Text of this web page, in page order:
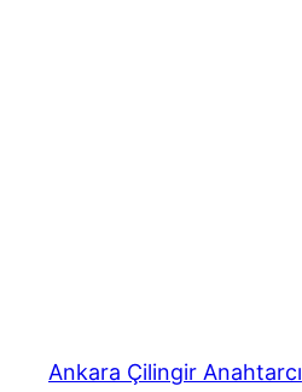
Ankara Çilingir Anahtarcı